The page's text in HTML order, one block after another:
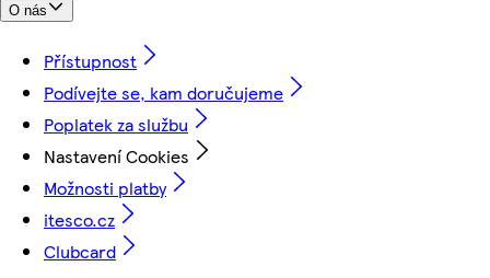
O nás
Přístupnost
Podívejte se, kam doručujeme
Poplatek za službu
Nastavení Cookies
Možnosti platby
itesco.cz
Clubcard